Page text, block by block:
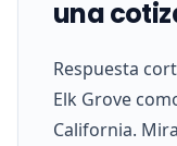
una
Respuesta
Elk Grove
California.